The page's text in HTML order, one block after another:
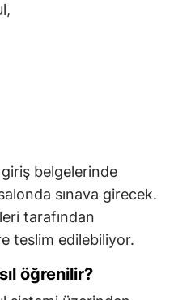
belgelerinde
sınava girecek.
tarafından
teslim edilebiliyor.
öğrenilir?